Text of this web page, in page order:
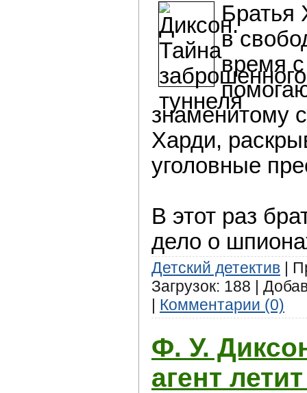
Братья
в
время
знаменитому
Харди,
уголовные
В этот раз
дело о
Детский детектив |
Загрузок: 188 |
| Комментарии (0)
Ф. У.
агент